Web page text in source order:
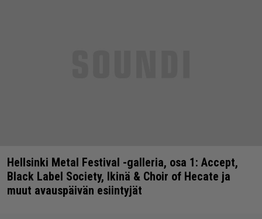
Hellsinki Metal Festival -galleria, osa 1: Accept,
Black Label Society, Ikinä & Choir of Hecate ja
muut avauspäivän esiintyjät